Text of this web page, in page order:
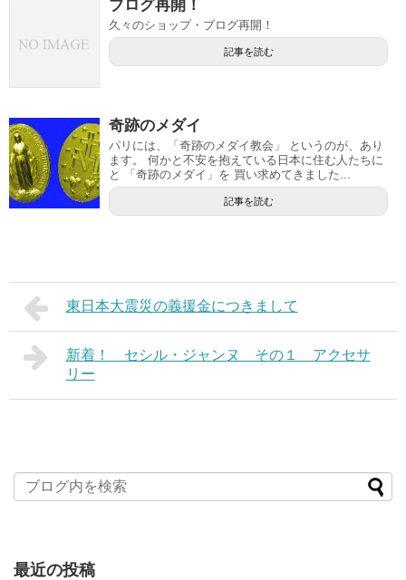
ブログ再開！
久々のショップ・ブログ再開！
記事を読む
奇跡のメダイ
パリには、「奇跡のメダイ教会」 というのが、あり
ます。 何かと不安を抱えている日本に住む人たちに
と 「奇跡のメダイ」を 買い求めてきました...
記事を読む
東日本大震災の義援金につきまして
新着！ セシル・ジャンヌ その１ アクセサ
リー
最近の投稿